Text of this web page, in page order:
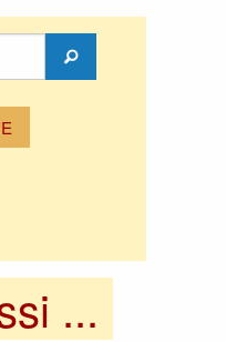
Rechercher
...